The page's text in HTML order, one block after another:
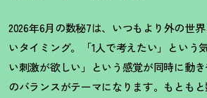
2026年6月の数秘7は、いつもより外の世
いタイミング。「1人で考えたい」という
い刺激が欲しい」という感覚が同時に動
のバランスがテーマになります。もとも